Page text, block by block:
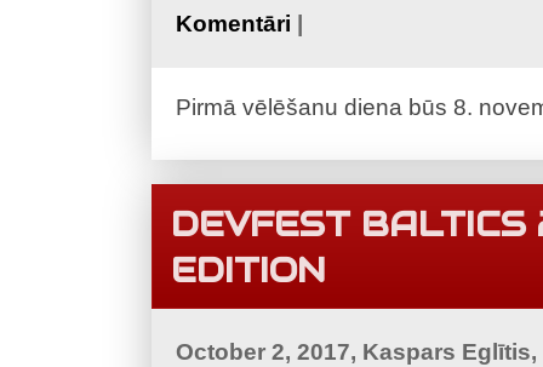
Komentāri
Pirmā vēlēšanu diena būs 8.
DEVFEST
EDITION
October 2, 2017, Kaspars